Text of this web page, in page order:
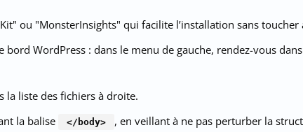
ou "MonsterInsights" qui facilite l’installation sans toucher
WordPress : dans le menu de gauche, rendez-vous
la liste des fichiers à droite.
la balise
</body>
, en veillant à ne pas perturber la